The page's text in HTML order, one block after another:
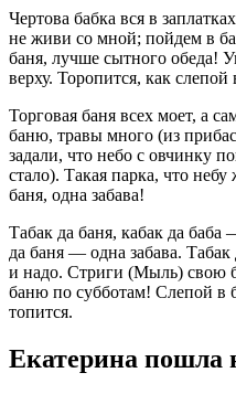
Чертова бабка вся в
не живи со мной; пойдем в
баня, лучше сытного обеда!
верху. Торопится, как
Торговая баня всех моет, а
баню, травы много (из
задали, что небо с овчинку
стало). Такая парка, что
баня, одна забава!
Табак да баня, кабак да баба
да баня — одна забава.
и надо. Стриги (Мыль) свою
баню по субботам! Слепой в
топится.
Екатерина пошла